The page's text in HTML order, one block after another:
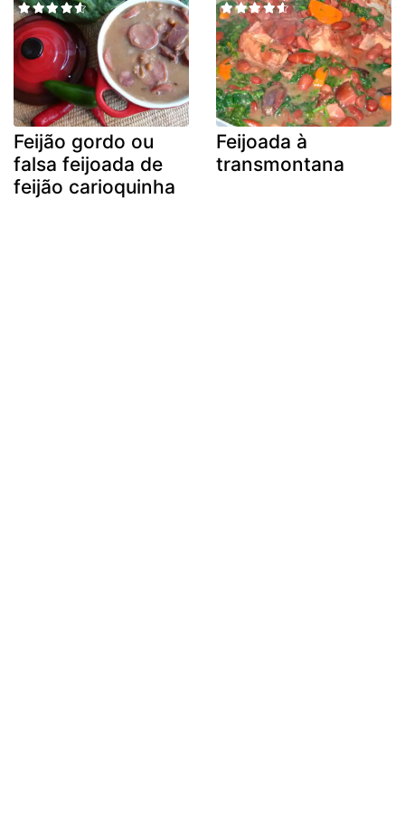
Feijão gordo ou
falsa feijoada de
feijão carioquinha
Feijoada à
transmontana